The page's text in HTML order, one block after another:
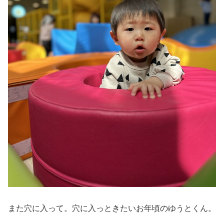
また穴に入って。穴に入っときたいお年頃のゆうとくん。